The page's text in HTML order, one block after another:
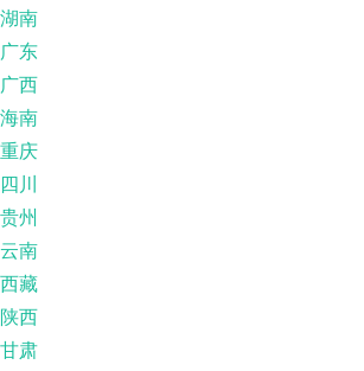
湖南
广东
广西
海南
重庆
四川
贵州
云南
西藏
陕西
甘肃